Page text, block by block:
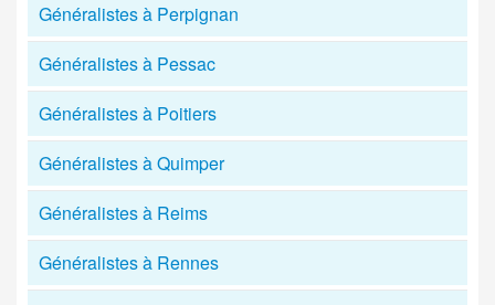
Généralistes à Perpignan
Généralistes à Pessac
Généralistes à Poitiers
Généralistes à Quimper
Généralistes à Reims
Généralistes à Rennes